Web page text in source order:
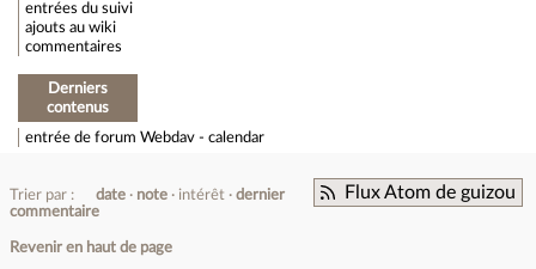
entrées du suivi
ajouts au wiki
commentaires
Derniers
contenus
entrée de forum Webdav - calendar
Flux Atom de guizou
Trier par : date note intérêt
dernier
commentaire
Revenir en haut de page